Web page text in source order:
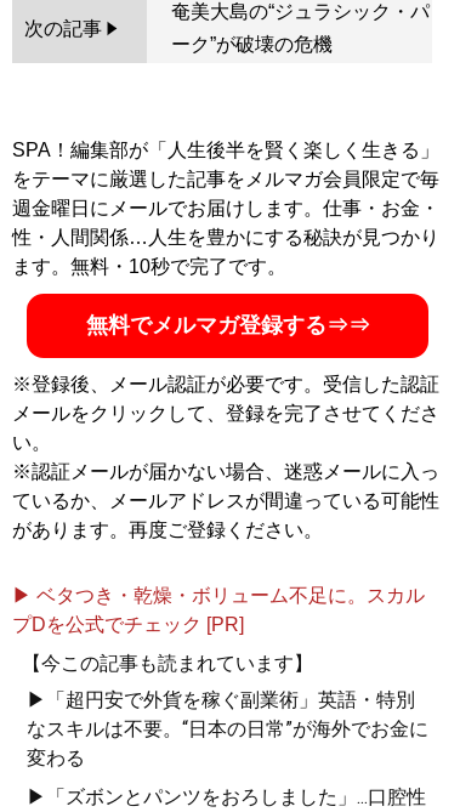
次の記事
奄美大島の“ジュラシック・パ
ーク”が破壊の危機
SPA！編集部が「人生後半を賢く楽しく生きる」
をテーマに厳選した記事をメルマガ会員限定で毎
週金曜日にメールでお届けします。仕事・お金・
性・人間関係…人生を豊かにする秘訣が見つかり
ます。無料・10秒で完了です。
無料でメルマガ登録する⇒⇒
※登録後、メール認証が必要です。受信した認証
メールをクリックして、登録を完了させてくださ
い。
※認証メールが届かない場合、迷惑メールに入っ
ているか、メールアドレスが間違っている可能性
があります。再度ご登録ください。
▶ ベタつき・乾燥・ボリューム不足に。スカル
プDを公式でチェック [PR]
【今この記事も読まれています】
▶「超円安で外貨を稼ぐ副業術」英語・特別
なスキルは不要。“日本の日常”が海外でお金に
変わる
▶「ズボンとパンツをおろしました」...口腔性